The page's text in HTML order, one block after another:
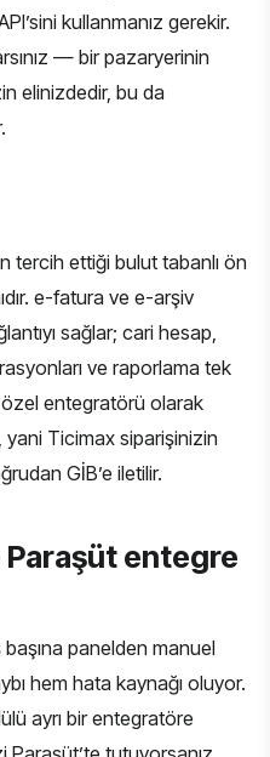
kullanmanız gerekir.
— bir pazaryerinin
elinizdedir, bu da
tercih ettiği bulut tabanlı ön
e-fatura ve e-arşiv
sağlar; cari hesap,
ve raporlama tek
özel entegratörü olarak
Ticimax siparişinizin
GİB’e iletilir.
entegre
panelden manuel
hem hata kaynağı oluyor.
ayrı bir entegratöre